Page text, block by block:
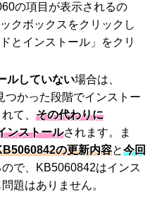
の項目が表示されるの
クボックスをクリックし
とインストール」をクリ
ルしていない場合は、
つかった段階でインストー
て、その代わりに
ンストールされます。ま
の更新内容と今回
で、KB5060842はインス
題はありません。